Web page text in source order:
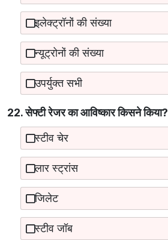
इलेक्ट्रॉनों की संख्या
न्यूट्रोनों की संख्या
उपर्युक्त सभी
22. सेफ्टी रेजर का आविष्कार किसने किया?
स्टीव चेर
लार स्ट्रांस
जिलेट
स्टीव जॉब